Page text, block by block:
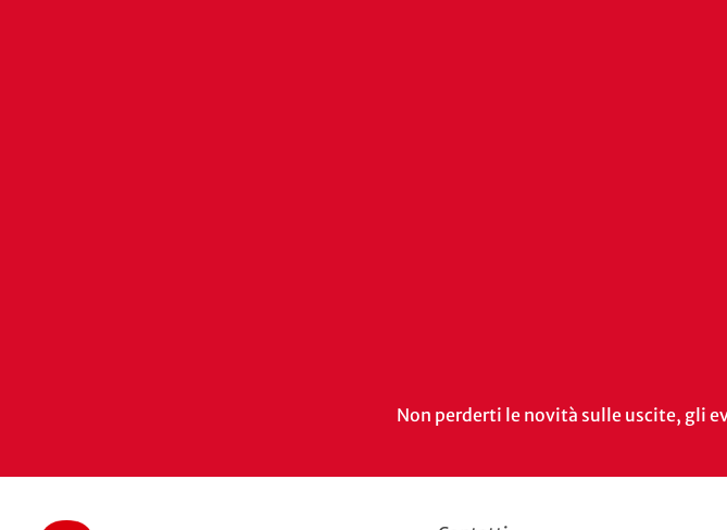
Non perderti le novità sulle uscite, gli